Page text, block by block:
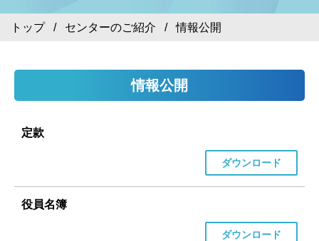
トップ/ センターのご紹介 / 情報公開
情報公開
定款
ダウンロード
役員名簿
ダウンロード